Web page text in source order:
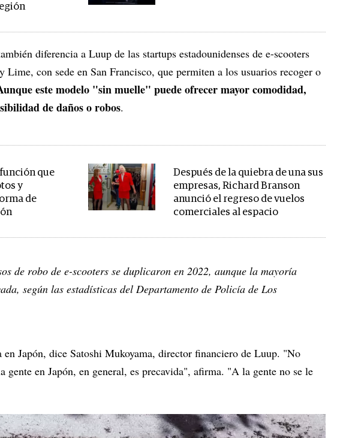
diferencia a Luup de las startups estadounidenses de e-scooters
con sede en San Francisco, que permiten a los usuarios recoger o
este modelo "sin muelle" puede ofrecer mayor comodidad,
de daños o robos.
que
y
de
Después de la quiebra de una sus
empresas, Richard Branson
anunció el regreso de vuelos
comerciales al espacio
de robo de e-scooters se duplicaron en 2022, aunque la mayoría
según las estadísticas del Departamento de Policía de Los
Japón, dice Satoshi Mukoyama, director financiero de Luup. "No
gente en Japón, en general, es precavida", afirma. "A la gente no se le